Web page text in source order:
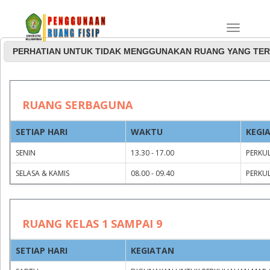
Jadwal Penggunaan
Ruang Rapat dan
Serbaguna
PERHATIAN UNTUK TIDAK MENGGUNAKAN RUANG YANG
RUANG SERBAGUNA
SETIAP HARI WAKTU
SENIN 13.30 - 17.00
SELASA & KAMIS
08.00 - 09.40
RUANG KELAS 1 SAMPAI 9
SETIAP HARI KEGIATAN